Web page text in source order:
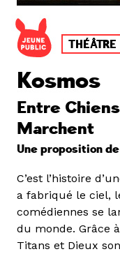
THÉÂTRE
Kosmos
Entre
Marchent
Une proposition de
C’est l’histoire
a fabriqué le ciel,
comédiennes se
du monde. Grâce
Titans et Dieux